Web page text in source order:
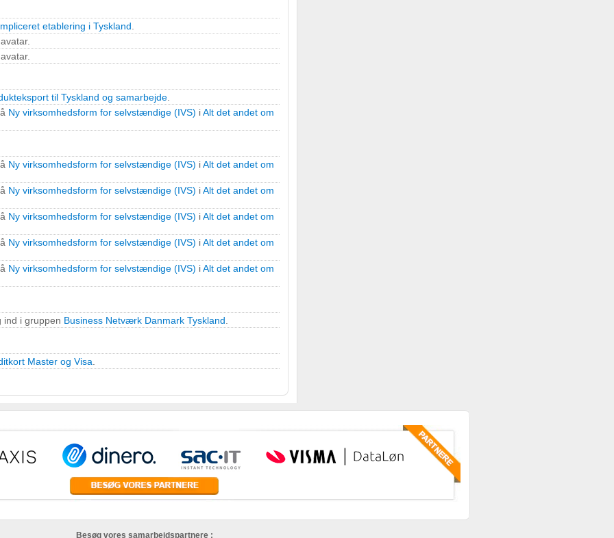
etablering i Tyskland
til Tyskland og samarbejde
Ny virksomhedsform for selvstændige (IVS) iAlt det andet om
Ny virksomhedsform for selvstændige (IVS) iAlt det andet om
Ny virksomhedsform for selvstændige (IVS) iAlt det andet om
Ny virksomhedsform for selvstændige (IVS) iAlt det andet om
Ny virksomhedsform for selvstændige (IVS) iAlt det andet om
Ny virksomhedsform for selvstændige (IVS) iAlt det andet om
ind i gruppen Business Netværk Danmark Tyskland
Master og Visa
Besøg vores samarbejdspartnere :